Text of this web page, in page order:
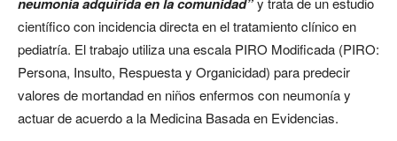
científico con incidencia directa en el tratamiento clínico en
pediatría. El trabajo utiliza una escala PIRO Modificada (PIRO:
Persona, Insulto, Respuesta y Organicidad) para predecir
valores de mortandad en niños enfermos con neumonía y
actuar de acuerdo a la Medicina Basada en Evidencias.